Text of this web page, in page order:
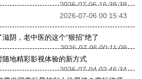
2026-07-06 16:39:38
2026-07-06 00:15:43
阴，老中医的这个“狠招”绝了
2026-07-06 00:11:09
地精彩影视体验的新方式
2026-07-04 02:46:34